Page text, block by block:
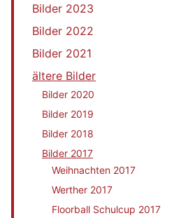
Bilder 2023
Bilder 2022
Bilder 2021
ältere Bilder
Bilder 2020
Bilder 2019
Bilder 2018
Bilder 2017
Weihnachten 2017
Werther 2017
Floorball Schulcup 2017